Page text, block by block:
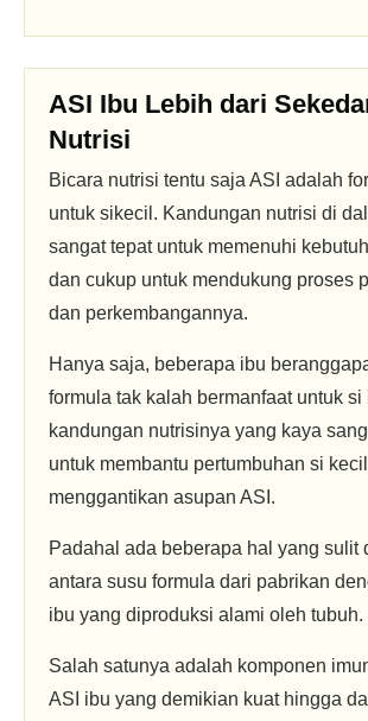
ASI Ibu Lebih dari
Nutrisi
Bicara nutrisi tentu saja ASI adalah
untuk sikecil. Kandungan nutrisi di
sangat tepat untuk memenuhi
dan cukup untuk mendukung proses
dan perkembangannya.
Hanya saja, beberapa ibu
formula tak kalah bermanfaat untuk si
kandungan nutrisinya yang kaya
untuk membantu pertumbuhan si kecil
menggantikan asupan ASI.
Padahal ada beberapa hal yang sulit
antara susu formula dari pabrikan
ibu yang diproduksi alami oleh tubuh.
Salah satunya adalah komponen
ASI ibu yang demikian kuat hingga